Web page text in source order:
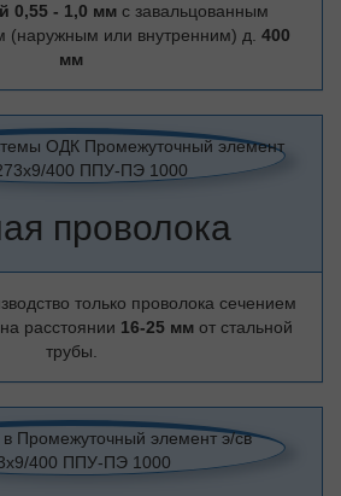
0,55 - 1,0 мм с завальцованным
(наружным или внутренним) д. 400
мм
проволока
только проволока сечением
расстоянии 16-25 мм от стальной
трубы.